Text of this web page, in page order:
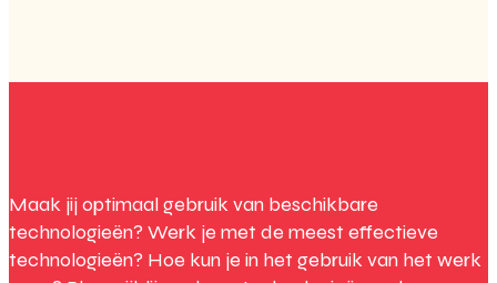
Maak jij optimaal gebruik van beschikbare
technologieën? Werk je met de meest effectieve
technologieën? Hoe kun je in het gebruik van het werk